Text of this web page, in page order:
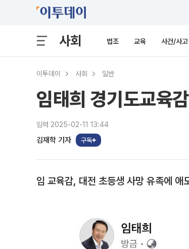
사회 법조 교육 사건/사고
이투데이 사회 일반
임태희 경기도교육
입력 2025-02-11 13:44
김재학 기자 구독
임 교육감, 대전 초등생 사망 유족에 애